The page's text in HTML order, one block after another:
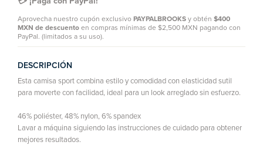
Aprovecha nuestro cupón exclusivo PAYPALBROOKS y obtén $400
MXN de descuento en compras mínimas de $2,500 MXN pagando con
PayPal. (limitados a su uso).
DESCRIPCIÓN
Esta camisa sport combina estilo y comodidad con elasticidad sutil
para moverte con facilidad, ideal para un look arreglado sin esfuerzo.
46% poliéster, 48% nylon, 6% spandex
Lavar a máquina siguiendo las instrucciones de cuidado para obtener
mejores resultados.